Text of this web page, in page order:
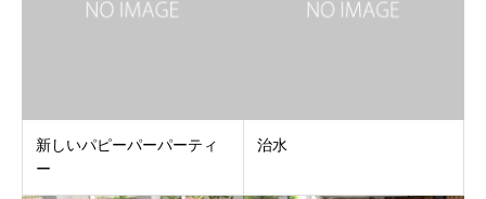
新しいパピーパーパーティ
ー
治水